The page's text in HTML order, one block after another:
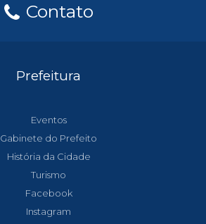
Contato
Prefeitura
Eventos
Gabinete do Prefeito
História da Cidade
Turismo
Facebook
Instagram